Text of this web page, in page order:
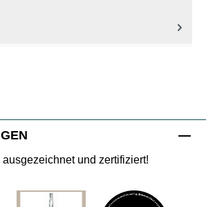
ausgezeichnet und zertifiziert!